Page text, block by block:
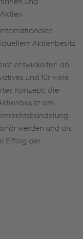
Aktienbesitz
entwickelten ab
und für viele
Konzept: die
am
werden und als
Erfolg der